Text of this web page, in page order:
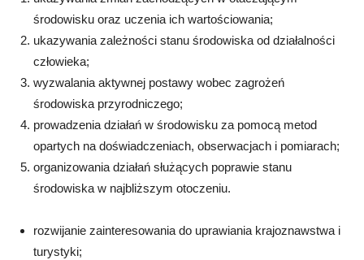
środowisku oraz uczenia ich wartościowania;
ukazywania zależności stanu środowiska od działalności
człowieka;
wyzwalania aktywnej postawy wobec zagrożeń
środowiska przyrodniczego;
prowadzenia działań w środowisku za pomocą metod
opartych na doświadczeniach, obserwacjach i pomiarach;
organizowania działań służących poprawie stanu
środowiska w najbliższym otoczeniu.
rozwijanie zainteresowania do uprawiania krajoznawstwa i
turystyki;